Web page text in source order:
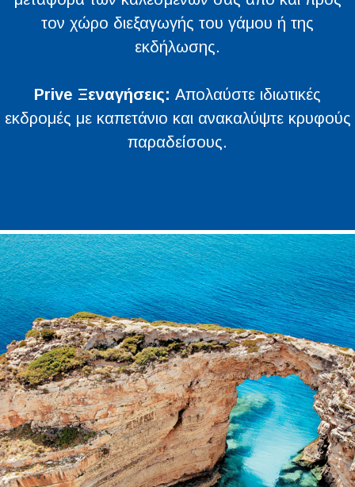
τον χώρο διεξαγωγής του γάμου ή της
εκδήλωσης.
Prive Ξεναγήσεις: Απολαύστε ιδιωτικές
εκδρομές με καπετάνιο και ανακαλύψτε κρυφούς
παραδείσους.